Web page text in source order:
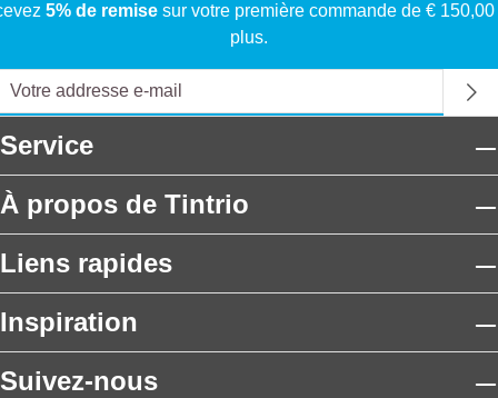
5% de remise sur votre première commande de € 150,00
plus.
Service
À propos de Tintrio
Liens rapides
Inspiration
Suivez-nous